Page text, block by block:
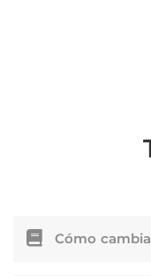
Cómo